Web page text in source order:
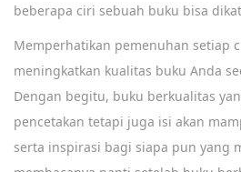
beberapa ciri sebuah buku bisa
Memperhatikan pemenuhan setiap
meningkatkan kualitas buku Anda
Dengan begitu, buku berkualitas
pencetakan tetapi juga isi akan
serta inspirasi bagi siapa pun yang